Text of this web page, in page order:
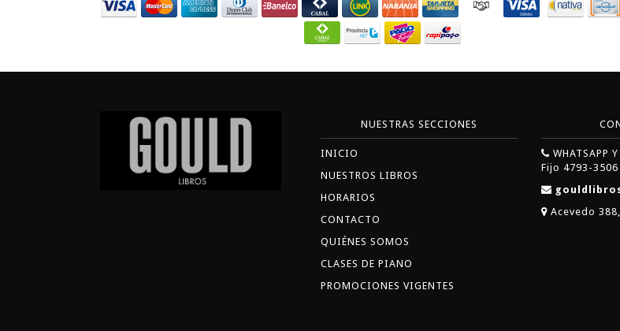
NUESTRAS SECCIONES
INICIO
NUESTROS LIBROS
HORARIOS
CONTACTO
QUIÉNES SOMOS
CLASES DE PIANO
PROMOCIONES VIGENTES
WHATSAPP
Fijo 4793-3506
Acevedo